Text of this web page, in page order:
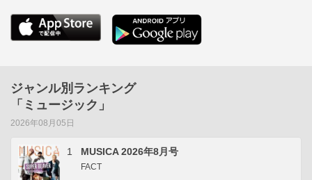
ジャンル別ランキング
「ミュージック」
2026年08月05日
1 MUSICA 2026年8月号
FACT